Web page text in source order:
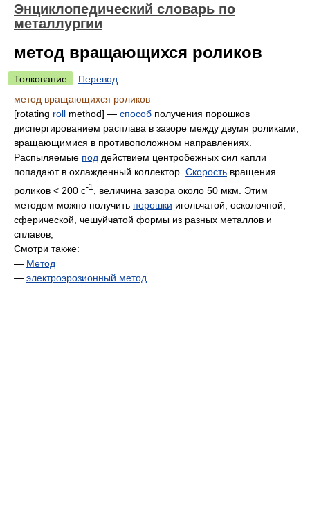
Энциклопедический словарь по
металлургии
метод вращающихся роликов
Толкование
Перевод
метод вращающихся роликов
[rotating roll method] — способ получения порошков
диспергированием расплава в зазоре между двумя роликами,
вращающимися в противоположном направлениях.
Распыляемые под действием центробежных сил капли
попадают в охлажденный коллектор. Скорость вращения
роликов < 200 с-1
, величина зазора около 50 мкм. Этим
методом можно получить порошки игольчатой, осколочной,
сферической, чешуйчатой формы из разных металлов и
сплавов;
Смотри также:
— Метод
— электроэрозионный метод